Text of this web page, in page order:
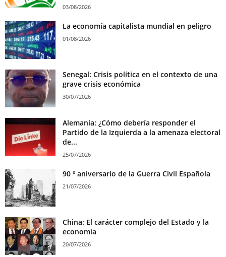
03/08/2026
La economía capitalista mundial en peligro
01/08/2026
Senegal: Crisis política en el contexto de una
grave crisis económica
30/07/2026
Alemania: ¿Cómo debería responder el
Partido de la Izquierda a la amenaza electoral
de...
25/07/2026
90 º aniversario de la Guerra Civil Española
21/07/2026
China: El carácter complejo del Estado y la
economía
20/07/2026